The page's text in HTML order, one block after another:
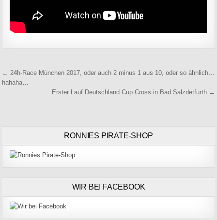
Beitragsnavigation
← 24h-Race München 2017, oder auch 2 minus 1 aus 10, oder so ähnlich…
hahaha…
Erster Lauf Deutschland Cup Cross in Bad Salzdetfurth →
RONNIES PIRATE-SHOP
WIR BEI FACEBOOK